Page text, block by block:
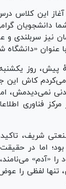
آغاز این کلاس
دانشجویان
نیز
عنوان «دانشگاه
پیش، روز
کاش این
نمی‌دیدمش، اما
فناوری
شریف،
اما در
«آدم»
تنها لفظی را